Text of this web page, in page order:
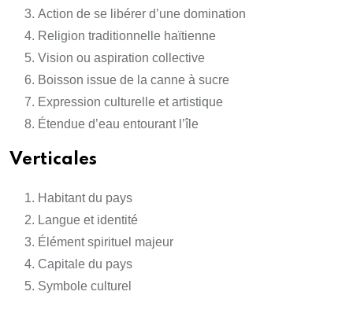
Action de se libérer d’une domination
Religion traditionnelle haïtienne
Vision ou aspiration collective
Boisson issue de la canne à sucre
Expression culturelle et artistique
Étendue d’eau entourant l’île
Verticales
Habitant du pays
Langue et identité
Élément spirituel majeur
Capitale du pays
Symbole culturel